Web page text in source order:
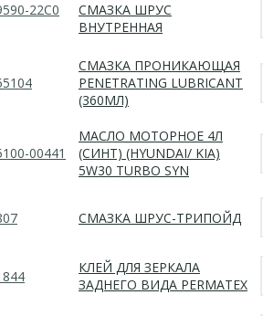
22C0
СМАЗКА ШРУС
ВНУТРЕННАЯ
СМАЗКА ПРОНИКАЮЩАЯ
PENETRATING LUBRICANT
(360МЛ)
00441
МАСЛО МОТОРНОЕ 4Л
(СИНТ) (HYUNDAI/ KIA)
5W30 TURBO SYN
СМАЗКА ШРУС-ТРИПОЙД
КЛЕЙ ДЛЯ ЗЕРКАЛА
ЗАДНЕГО ВИДА PERMATEX